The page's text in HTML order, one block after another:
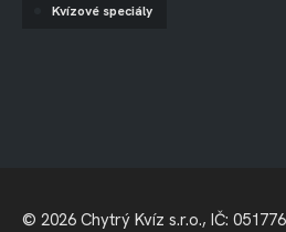
Kvízové speciály
© 2026 Chytrý Kvíz s.r.o., IČ: